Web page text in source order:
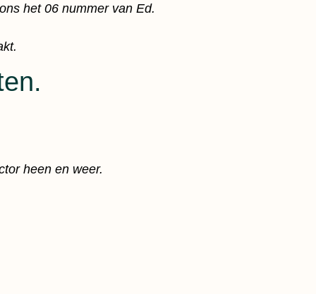
het 06 nummer van Ed.
heen en weer.